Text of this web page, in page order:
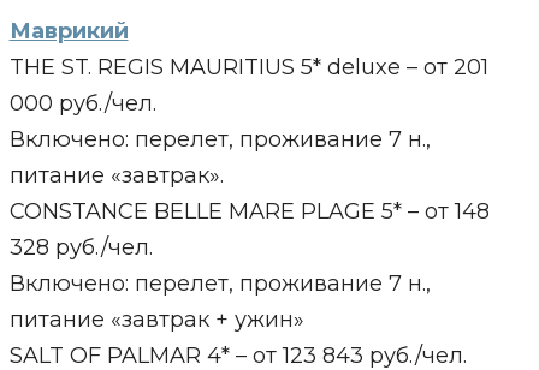
Маврикий
THE ST. REGIS MAURITIUS 5* deluxe – от 201
000 руб./чел.
Включено: перелет, проживание 7 н.,
питание «завтрак».
CONSTANCE BELLE MARE PLAGE 5* – от 148
328 руб./чел.
Включено: перелет, проживание 7 н.,
питание «завтрак + ужин»
SALT OF PALMAR 4* – от 123 843 руб./чел.